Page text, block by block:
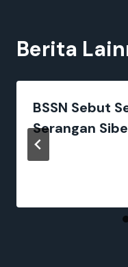
Berita
BSSN Sebut
Serangan